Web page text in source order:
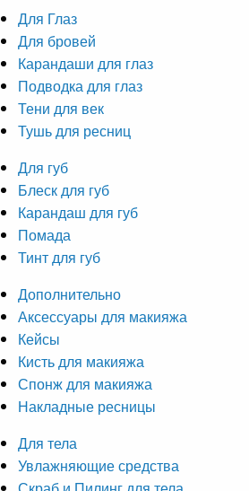
Для Глаз
Для бровей
Карандаши для глаз
Подводка для глаз
Тени для век
Тушь для ресниц
Для губ
Блеск для губ
Карандаш для губ
Помада
Тинт для губ
Дополнительно
Аксессуары для макияжа
Кейсы
Кисть для макияжа
Спонж для макияжа
Накладные ресницы
Для тела
Увлажняющие средства